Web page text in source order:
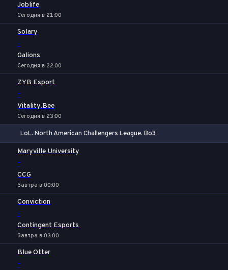
Joblife
Сегодня в 21:00
Solary
-
Galions
Сегодня в 22:00
ZYB Esport
-
Vitality.Bee
Сегодня в 23:00
LoL. North American Challengers League. Bo3
Maryville University
-
CCG
Завтра в 00:00
Conviction
-
Contingent Esports
Завтра в 03:00
Blue Otter
-